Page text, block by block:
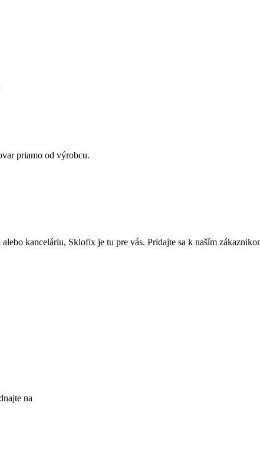
priamo od výrobcu.
kanceláriu, Sklofix je tu pre vás. Pridajte sa k naším
na